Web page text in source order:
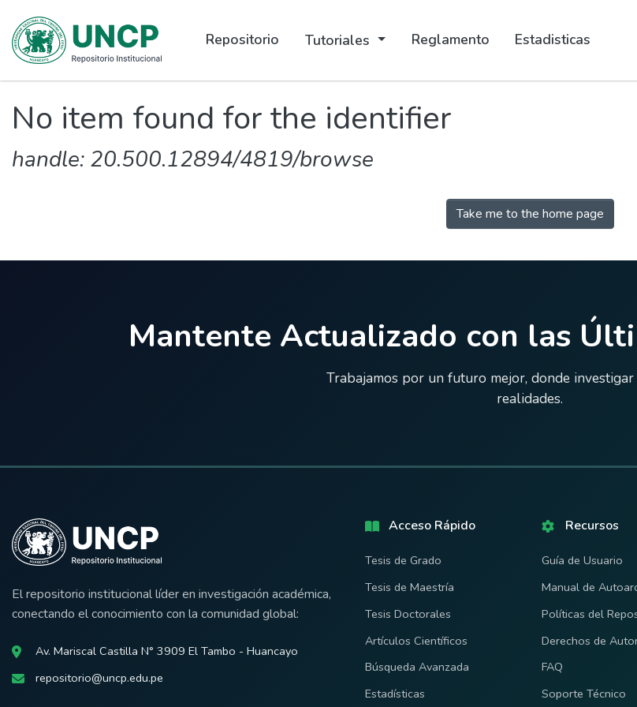
Repositorio Tutoriales Reglamento Estadisticas
No item found for the identifier
handle: 20.500.12894/4819/browse
Take me to the home page
Mantente Actualizado con las
Trabajamos por un futuro mejor, donde
realidades.
El repositorio institucional líder en investigación académica,
conectando el conocimiento con la comunidad global:
Av. Mariscal Castilla N° 3909 El Tambo - Huancayo
repositorio@uncp.edu.pe
Acceso Rápido
Tesis de Grado
Tesis de Maestría
Tesis Doctorales
Artículos Científicos
Búsqueda Avanzada
Estadísticas
Recursos
Guía de Usuario
Manual de
Políticas del
Derechos de
FAQ
Soporte Técnico